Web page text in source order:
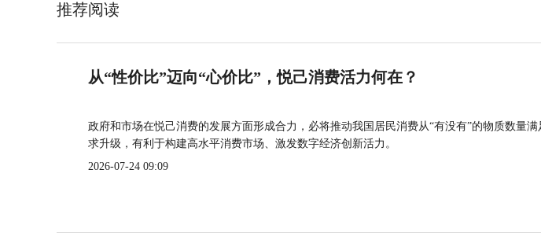
推荐阅读
从“性价比”迈向“心价比”，悦己消费活力何在？
政府和市场在悦己消费的发展方面形成合力，必将推动我国居民消费从“有没有”的物质数量
求升级，有利于构建高水平消费市场、激发数字经济创新活力。
2026-07-24 09:09